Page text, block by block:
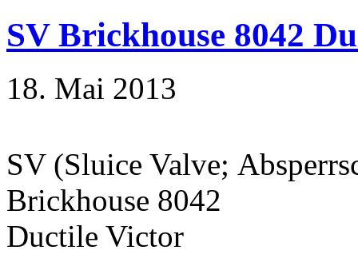
SV Brickhouse 8042
18. Mai 2013
SV (Sluice Valve;
Brickhouse 8042
Ductile Victor